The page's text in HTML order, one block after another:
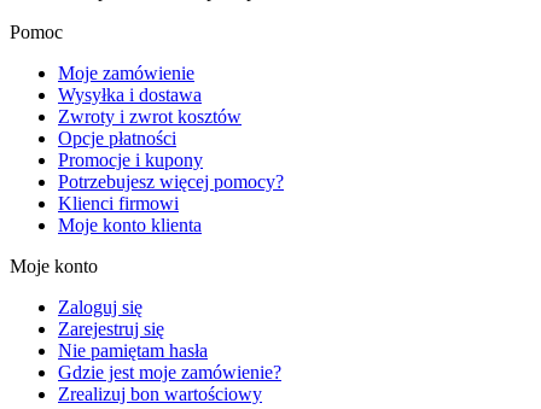
Pomoc
Moje zamówienie
Wysyłka i dostawa
Zwroty i zwrot kosztów
Opcje płatności
Promocje i kupony
Potrzebujesz więcej pomocy?
Klienci firmowi
Moje konto klienta
Moje konto
Zaloguj się
Zarejestruj się
Nie pamiętam hasła
Gdzie jest moje zamówienie?
Zrealizuj bon wartościowy